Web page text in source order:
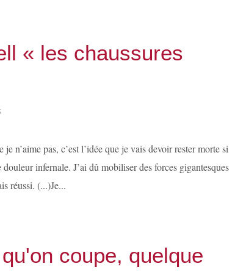
« les chaussures
n’aime pas, c’est l’idée que je vais devoir rester morte si
infernale. J’ai dû mobiliser des forces gigantesques
réussi. (...)Je...
coupe, quelque